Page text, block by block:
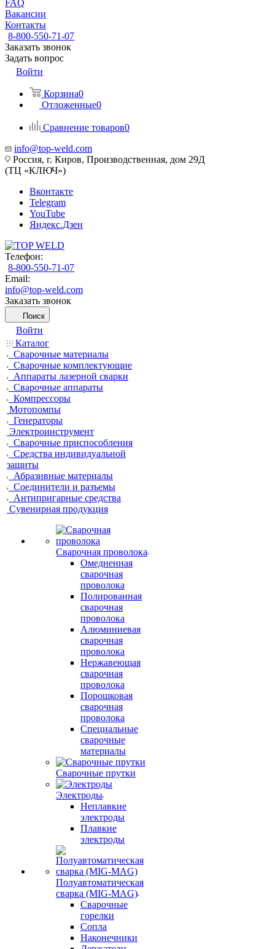
FAQ
Вакансии
Контакты
8-800-550-71-07
Заказать звонок
Задать вопрос
Войти
Корзина0
Отложенные0
Сравнение товаров0
info@top-weld.com
Россия, г. Киров, Производственная, дом 29Д
(ТЦ «КЛЮЧ»)
Вконтакте
Telegram
YouTube
Яндекс.Дзен
Телефон:
8-800-550-71-07
Email:
info@top-weld.com
Заказать звонок
Поиск
Войти
Каталог
Сварочные материалы
Сварочные комплектующие
Аппараты лазерной сварки
Сварочные аппараты
Компрессоры
Мотопомпы
Генераторы
Электроинструмент
Сварочные приспособления
Средства индивидуальной
защиты
Абразивные материалы
Соединители и разъемы
Антипригарные средства
Сувенирная продукция
Сварочная проволока
Омедненная
сварочная
проволока
Полированная
сварочная
проволока
Алюминиевая
сварочная
проволока
Нержавеющая
сварочная
проволока
Порошковая
сварочная
проволока
Специальные
сварочные
материалы
Сварочные прутки
Электроды
Неплавкие
электроды
Плавкие
электроды
Полуавтоматическая
сварка (MIG-MAG)
Сварочные
горелки
Сопла
Наконечники